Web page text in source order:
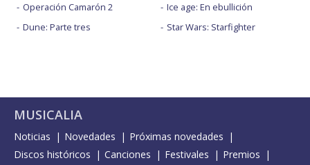
Operación Camarón 2
Dune: Parte tres
Ice age: En ebullición
Star Wars: Starfighter
MUSICALIA
Noticias Novedades
Próximas novedades
Discos históricos
Canciones Festivales
Premios